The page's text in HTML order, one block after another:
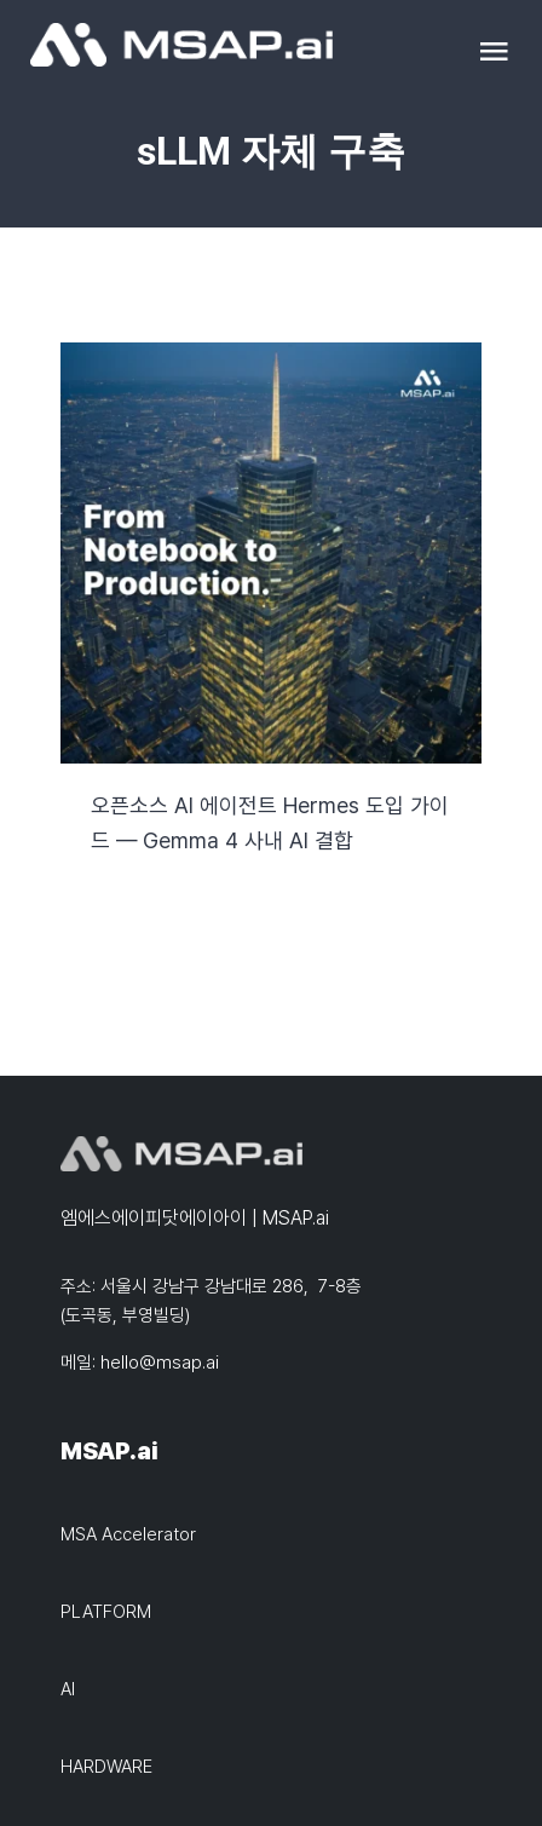
조달물품
이벤트 & 세미나
블로그
자료실
기술지원
Search
sLLM 자체 구축
오픈소스 AI 에이전트 Hermes 도입 가이
드 — Gemma 4 사내 AI 결합
엠에스에이피닷에이아이 | MSAP.ai
주소: 서울시 강남구 강남대로 286, 7-8층
(도곡동, 부영빌딩)
메일: hello@msap.ai
MSAP.ai
MSA Accelerator
PLATFORM
AI
HARDWARE